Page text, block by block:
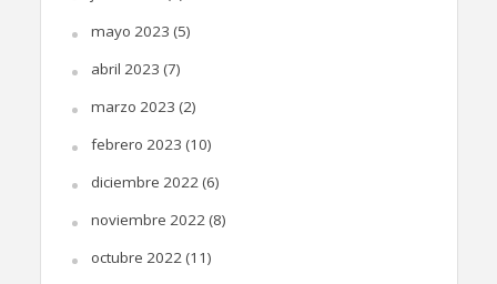
mayo 2023 (5)
abril 2023 (7)
marzo 2023 (2)
febrero 2023 (10)
diciembre 2022(6)
noviembre 2022(8)
octubre 2022(11)